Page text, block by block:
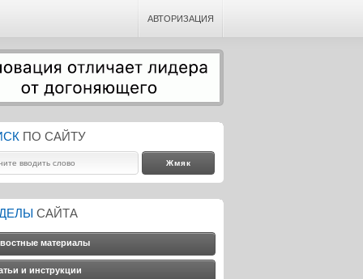
АВТОРИЗАЦИЯ
ПО САЙТУ
САЙТА
материалы
и инструкции